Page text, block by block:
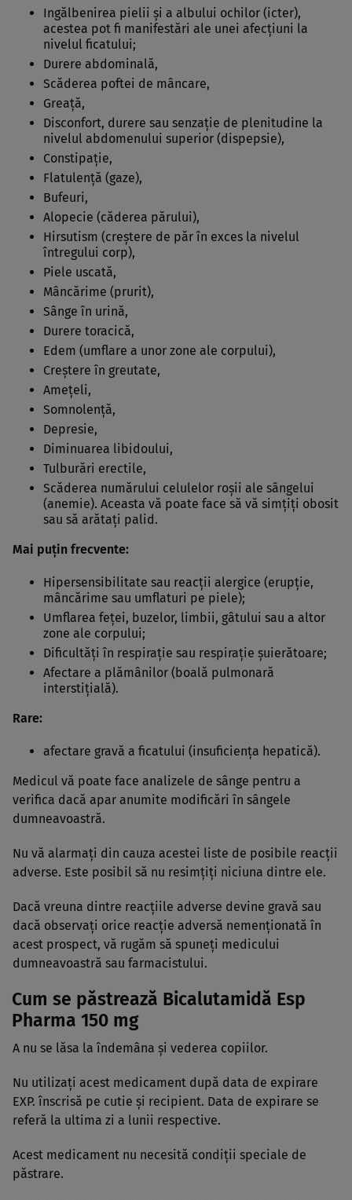
Ingălbenirea pielii şi a albului ochilor (icter),
acestea pot fi manifestări ale unei afecţiuni la
nivelul ficatului;
Durere abdominală,
Scăderea poftei de mâncare,
Greaţă,
Disconfort, durere sau senzaţie de plenitudine la
nivelul abdomenului superior (dispepsie),
Constipaţie,
Flatulenţă (gaze),
Bufeuri,
Alopecie (căderea părului),
Hirsutism (creştere de păr în exces la nivelul
întregului corp),
Piele uscată,
Mâncărime (prurit),
Sânge în urină,
Durere toracică,
Edem (umflare a unor zone ale corpului),
Creştere în greutate,
Ameţeli,
Somnolenţă,
Depresie,
Diminuarea libidoului,
Tulburări erectile,
Scăderea numărului celulelor roşii ale sângelui
(anemie). Aceasta vă poate face să vă simţiţi obosit
sau să arătaţi palid.
Mai puţin frecvente:
Hipersensibilitate sau reacţii alergice (erupţie,
mâncărime sau umflaturi pe piele);
Umflarea feţei, buzelor, limbii, gâtului sau a altor
zone ale corpului;
Dificultăţi în respiraţie sau respiraţie şuierătoare;
Afectare a plămânilor (boală pulmonară
interstiţială).
Rare:
afectare gravă a ficatului (insuficienţa hepatică).
Medicul vă poate face analizele de sânge pentru a
verifica dacă apar anumite modificări în sângele
dumneavoastră.
Nu vă alarmaţi din cauza acestei liste de posibile reacţii
adverse. Este posibil să nu resimţiţi niciuna dintre ele.
Dacă vreuna dintre reacţiile adverse devine gravă sau
dacă observaţi orice reacţie adversă nemenţionată în
acest prospect, vă rugăm să spuneţi medicului
dumneavoastră sau farmacistului.
Cum se păstrează Bicalutamidă Esp
Pharma 150 mg
A nu se lăsa la îndemâna şi vederea copiilor.
Nu utilizaţi acest medicament după data de expirare
EXP. înscrisă pe cutie şi recipient. Data de expirare se
referă la ultima zi a lunii respective.
Acest medicament nu necesită condiţii speciale de
păstrare.